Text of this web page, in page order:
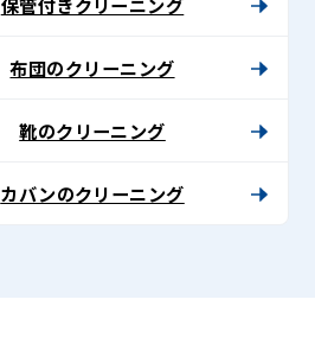
布団のクリーニング
靴のクリーニング
カバンのクリーニング